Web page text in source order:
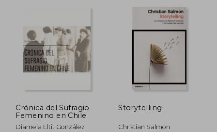
Crónica del Sufragio
Femenino en Chile
Diamela Eltit González
Storytelling
Christian Salmon